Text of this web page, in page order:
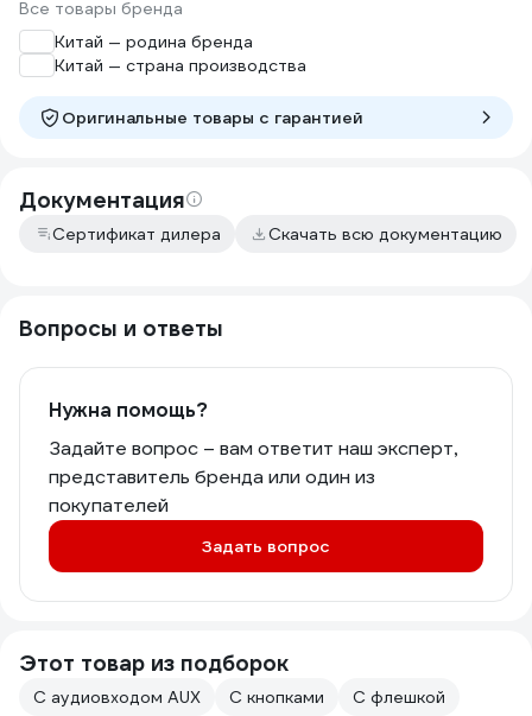
Все товары бренда
Китай — родина бренда
Китай — страна производства
Оригинальные товары c гарантией
Документация
Сертификат дилера Скачать всю документацию
Вопросы и ответы
Нужна помощь?
Задайте вопрос – вам ответит наш эксперт,
представитель бренда или один из
покупателей
Задать вопрос
Этот товар из подборок
С аудиовходом AUX С кнопками
С флешкой